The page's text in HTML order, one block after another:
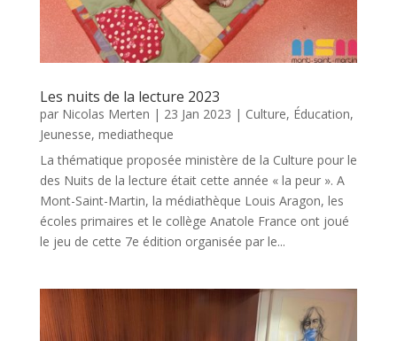
Les nuits de la lecture 2023
par Nicolas Merten | 23 Jan 2023 | Culture, Éducation,
Jeunesse, mediatheque
La thématique proposée ministère de la Culture pour le
des Nuits de la lecture était cette année « la peur ». A
Mont-Saint-Martin, la médiathèque Louis Aragon, les
écoles primaires et le collège Anatole France ont joué
le jeu de cette 7e édition organisée par le...